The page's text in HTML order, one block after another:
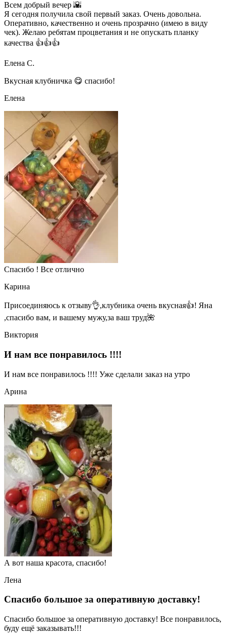
Всем добрый вечер 🌇
Я сегодня получила свой первый заказ. Очень довольна.
Оперативно, качественно и очень прозрачно (имею в виду
чек). Желаю ребятам процветания и не опускать планку
качества 👍👍👍
Елена С.
Вкусная клубничка 😋 спасибо!
Елена
Спасибо ! Все отлично
Карина
Присоединяюсь к отзыву👌,клубника очень вкусная👍! Яна
,спасибо вам, и вашему мужу,за ваш труд🌺
Виктория
И нам все понравилось !!!!
И нам все понравилось !!!! Уже сделали заказ на утро
Арина
А вот наша красота, спасибо!
Лена
Спасибо большое за оперативную доставку!
Спасибо большое за оперативную доставку! Все понравилось,
буду ещё заказывать!!!